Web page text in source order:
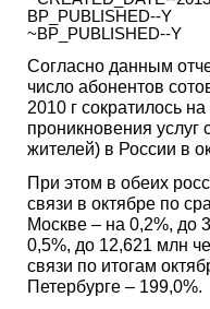
BP_PUBLISHED--Y
~BP_PUBLISHED--Y
Согласно данным
число абонентов
2010 г сократилось
проникновения услуг
жителей) в России в
При этом в обеих
связи в октябре по
Москве – на 0,2%, до
0,5%, до 12,621 млн
связи по итогам
Петербурге – 199,0%.